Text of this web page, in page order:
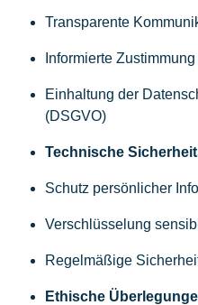
Transparente
Informierte
Einhaltung der
(DSGVO)
Technische
Schutz persönlicher
Verschlüsselung
Regelmäßige
Ethische